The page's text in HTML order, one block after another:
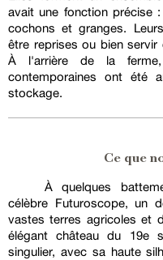
avait une fonction précise
cochons et granges.
être reprises ou bien
À l'arrière de la ferme,
contemporaines ont été
stockage.
Ce que
À quelques
célèbre Futuroscope, un
vastes terres agricoles et
élégant château du 19e
singulier, avec sa haute